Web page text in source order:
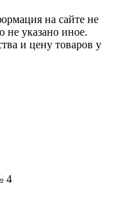
на сайте не
не указано иное.
и цену товаров у
4